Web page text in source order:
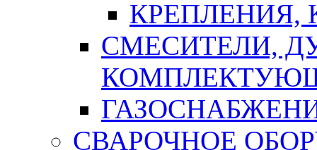
СМЕСИТЕЛИ,
СВАРОЧНОЕ